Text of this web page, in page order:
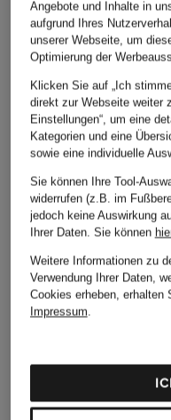
Angebote und Inhalte in
aufgrund Ihres
unserer Webseite, um
Optimierung der
Klicken Sie auf „Ich
direkt zur Webseite weiter
Einstellungen“, um eine
Kategorien und eine
sowie eine individuelle
Sie können Ihre Tool-
widerrufen (z.B. im
jedoch keine Auswirkung
Ihrer Daten. Sie können
Weitere Informationen zu
Verwendung Ihrer Daten,
Cookies erheben, erhalten
Impressum.